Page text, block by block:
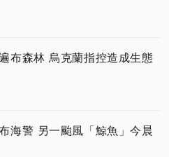
布森林 烏克蘭指控造成生態
海警 另一颱風「鯨魚」今晨